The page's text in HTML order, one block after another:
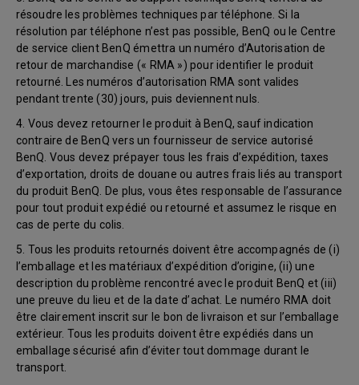
résoudre les problèmes techniques par téléphone. Si la
résolution par téléphone n’est pas possible, BenQ ou le Centre
de service client BenQ émettra un numéro d’Autorisation de
retour de marchandise (« RMA ») pour identifier le produit
retourné. Les numéros d’autorisation RMA sont valides
pendant trente (30) jours, puis deviennent nuls.
4. Vous devez retourner le produit à BenQ, sauf indication
contraire de BenQ vers un fournisseur de service autorisé
BenQ. Vous devez prépayer tous les frais d’expédition, taxes
d’exportation, droits de douane ou autres frais liés au transport
du produit BenQ. De plus, vous êtes responsable de l’assurance
pour tout produit expédié ou retourné et assumez le risque en
cas de perte du colis.
5. Tous les produits retournés doivent être accompagnés de (i)
l’emballage et les matériaux d’expédition d’origine, (ii) une
description du problème rencontré avec le produit BenQ et (iii)
une preuve du lieu et de la date d’achat. Le numéro RMA doit
être clairement inscrit sur le bon de livraison et sur l’emballage
extérieur. Tous les produits doivent être expédiés dans un
emballage sécurisé afin d’éviter tout dommage durant le
transport.